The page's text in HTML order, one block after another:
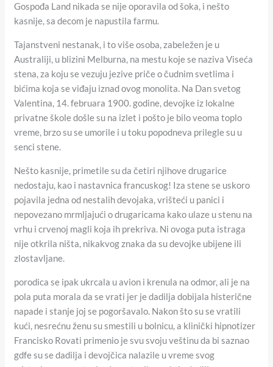
Gospođa Land nikada se nije oporavila od šoka, i nešto
kasnije, sa decom je napustila farmu.
Tajanstveni nestanak, i to više osoba, zabeležen je u
Australiji, u blizini Melburna, na mestu koje se naziva Viseća
stena, za koju se vezuju jezive priče o čudnim svetlima i
bićima koja se viđaju iznad ovog monolita. Na Dan svetog
Valentina, 14. februara 1900. godine, devojke iz lokalne
privatne škole došle su na izlet i pošto je bilo veoma toplo
vreme, brzo su se umorile i u toku popodneva prilegle su u
senci stene.
Nešto kasnije, primetile su da četiri njihove drugarice
nedostaju, kao i nastavnica francuskog! Iza stene se uskoro
pojavila jedna od nestalih devojaka, vrišteći u panici i
nepovezano mrmljajući o drugaricama kako ulaze u stenu na
vrhu i crvenoj magli koja ih prekriva. Ni ovoga puta istraga
nije otkrila ništa, nikakvog znaka da su devojke ubijene ili
zlostavljane.
porodica se ipak ukrcala u avion i krenula na odmor, ali je na
pola puta morala da se vrati jer je dadilja dobijala histerične
napade i stanje joj se pogoršavalo. Nakon što su se vratili
kući, nesrećnu ženu su smestili u bolnicu, a klinički hipnotizer
Francisko Rovati primenio je svu svoju veštinu da bi saznao
gdfe su se dadilja i devojčica nalazile u vreme svog